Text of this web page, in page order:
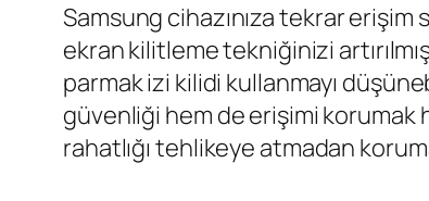
Samsung cihazınıza tekrar
ekran kilitleme tekniğinizi
parmak izi kilidi kullanmayı
güvenliği hem de erişimi
rahatlığı tehlikeye atmadan